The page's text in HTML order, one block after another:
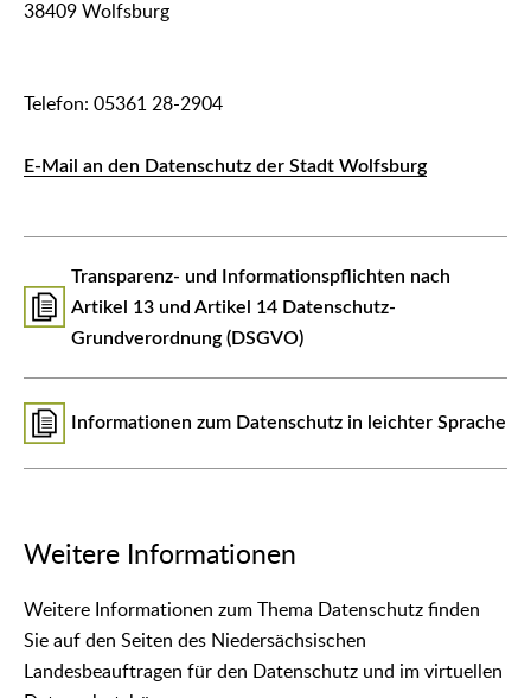
38409 Wolfsburg
Telefon: 05361 28-2904
E-Mail an den Datenschutz der Stadt Wolfsburg
Transparenz- und Informationspflichten nach
Artikel 13 und Artikel 14 Datenschutz-
Grundverordnung (DSGVO)
Informationen zum Datenschutz in leichter Sprache
Weitere Informationen
Weitere Informationen zum Thema Datenschutz finden
Sie auf den Seiten des Niedersächsischen
Landesbeauftragen für den Datenschutz und im virtuellen